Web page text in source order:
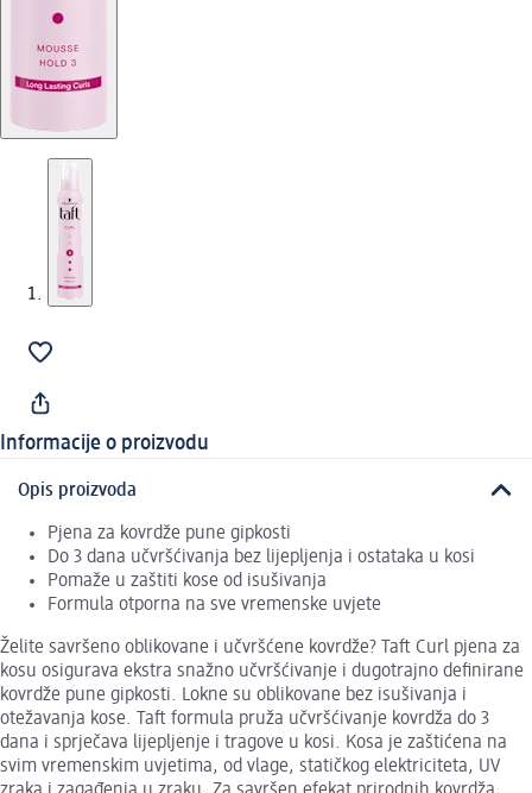
Informacije o proizvodu
Opis proizvoda
Pjena za kovrdže pune gipkosti
Do 3 dana učvršćivanja bez lijepljenja i ostataka u kosi
Pomaže u zaštiti kose od isušivanja
Formula otporna na sve vremenske uvjete
Želite savršeno oblikovane i učvršćene kovrdže? Taft Curl pjena za
kosu osigurava ekstra snažno učvršćivanje i dugotrajno definirane
kovrdže pune gipkosti. Lokne su oblikovane bez isušivanja i
otežavanja kose. Taft formula pruža učvršćivanje kovrdža do 3
dana i sprječava lijepljenje i tragove u kosi. Kosa je zaštićena na
svim vremenskim uvjetima, od vlage, statičkog elektriciteta, UV